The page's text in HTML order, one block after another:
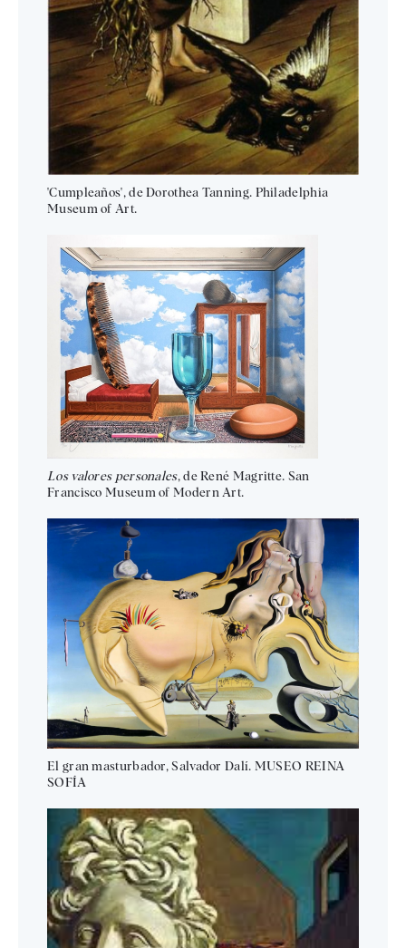
'Cumpleaños', de Dorothea Tanning. Philadelphia
Museum of Art.
Los valores personales, de René Magritte. San
Francisco Museum of Modern Art.
El gran masturbador, Salvador Dalí. MUSEO REINA
SOFÍA